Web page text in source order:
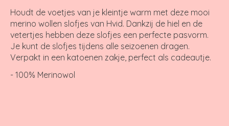
Houdt de voetjes van je kleintje warm met deze mooi
merino wollen slofjes van Hvid. Dankzij de hiel en de
vetertjes hebben deze slofjes een perfecte pasvorm.
Je kunt de slofjes tijdens alle seizoenen dragen.
Verpakt in een katoenen zakje, perfect als cadeautje.
- 100% Merinowol